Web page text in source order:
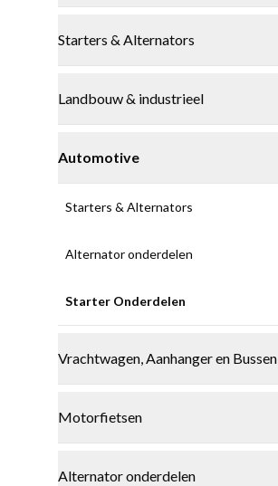
Starters & Alternators
Landbouw & industrieel
Automotive
Starters & Alternators
Alternator onderdelen
Starter Onderdelen
Vrachtwagen, Aanhanger en Bussen
Motorfietsen
Alternator onderdelen